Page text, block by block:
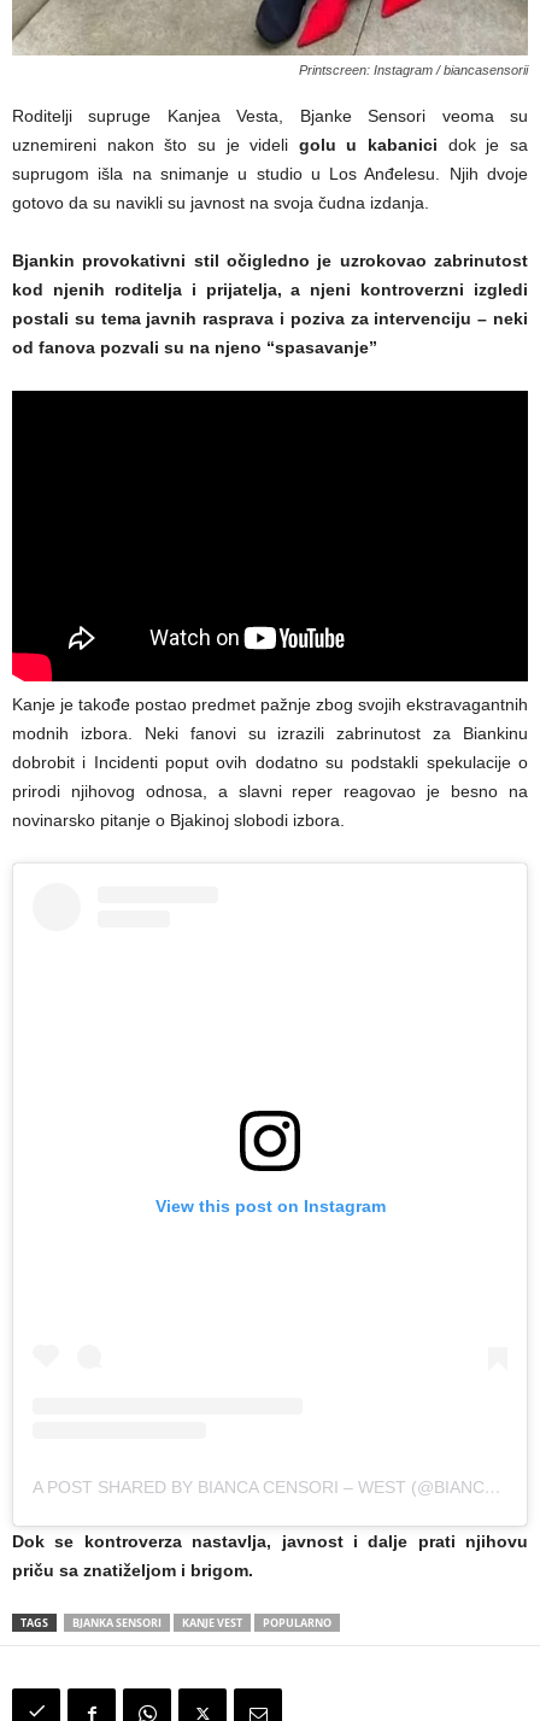
Printscreen: Instagram / biancasensorii
Roditelji supruge Kanjea Vesta, Bjanke Sensori veoma su
uznemireni nakon što su je videli golu u kabanici dok je sa
suprugom išla na snimanje u studio u Los Anđelesu. Njih dvoje
gotovo da su navikli su javnost na svoja čudna izdanja.
Bjankin provokativni stil očigledno je uzrokovao zabrinutost
kod njenih roditelja i prijatelja, a njeni kontroverzni izgledi
postali su tema javnih rasprava i poziva za intervenciju – neki
od fanova pozvali su na njeno “spasavanje”
Kanje je takođe postao predmet pažnje zbog svojih ekstravagantnih
modnih izbora. Neki fanovi su izrazili zabrinutost za Biankinu
dobrobit i Incidenti poput ovih dodatno su podstakli spekulacije o
prirodi njihovog odnosa, a slavni reper reagovao je besno na
novinarsko pitanje o Bjakinoj slobodi izbora.
View this post on Instagram
A POST SHARED BY BIANCA CENSORI – WEST (@BIANCASENSORII)
Dok se kontroverza nastavlja, javnost i dalje prati njihovu
priču sa znatiželjom i brigom.
TAGS BJANKA SENSORI KANJE VEST POPULARNO